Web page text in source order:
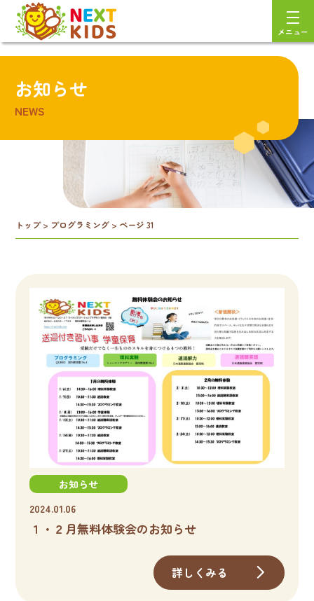
メニュー
お知らせ
NEWS
トップ> プログラミング > ページ 31
お知らせ
2024.01.06
１・２月無料体験会のお知らせ
詳しくみる